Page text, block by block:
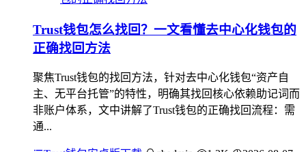
Trust钱包怎么找回？一文看懂去中心化钱包的
正确找回方法
聚焦Trust钱包的找回方法，针对去中心化钱包“资产自
主、无平台托管”的特性，明确其找回核心依赖助记词而
非账户体系，文中讲解了Trust钱包的正确找回流程：需
通...